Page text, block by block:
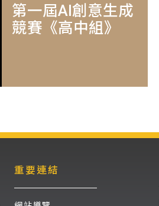
第一屆AI創意生成
競賽《高中組》
重要連結